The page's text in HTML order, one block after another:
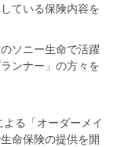
ている保険内容を
ソニー生命で活躍
ンナー」の方々を
る「オーダーメイ
命保険の提供を開